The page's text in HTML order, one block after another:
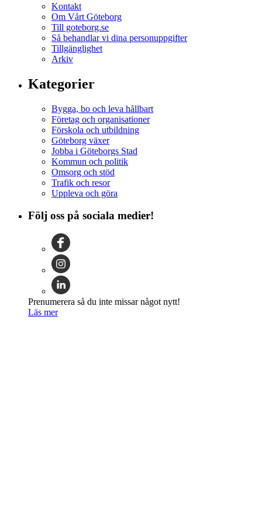
Kontakt
Om Vårt Göteborg
Till goteborg.se
Så behandlar vi dina personuppgifter
Tillgänglighet
Arkiv
Kategorier
Bygga, bo och leva hållbart
Företag och organisationer
Förskola och utbildning
Göteborg växer
Jobba i Göteborgs Stad
Kommun och politik
Omsorg och stöd
Trafik och resor
Uppleva och göra
Följ oss på sociala medier!
Prenumerera så du inte missar något nytt!
Läs mer